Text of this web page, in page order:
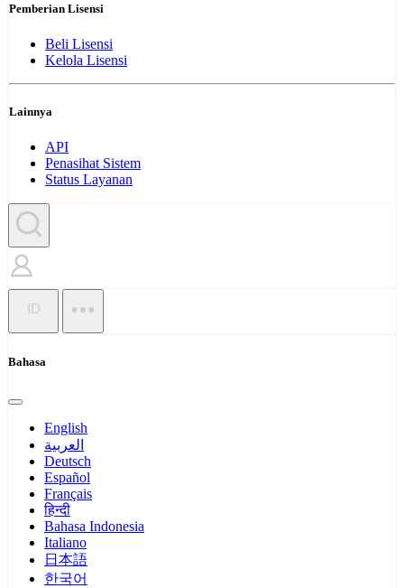
Pemberian Lisensi
Beli Lisensi
Kelola Lisensi
Lainnya
API
Penasihat Sistem
Status Layanan
ID
Bahasa
English
العربية
Deutsch
Español
Français
हिन्दी
Bahasa Indonesia
Italiano
日本語
한국어